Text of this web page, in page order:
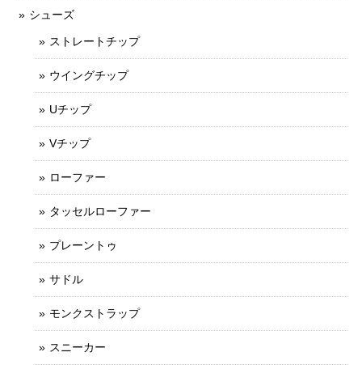
シューズ
ストレートチップ
ウイングチップ
Uチップ
Vチップ
ローファー
タッセルローファー
プレーントゥ
サドル
モンクストラップ
スニーカー